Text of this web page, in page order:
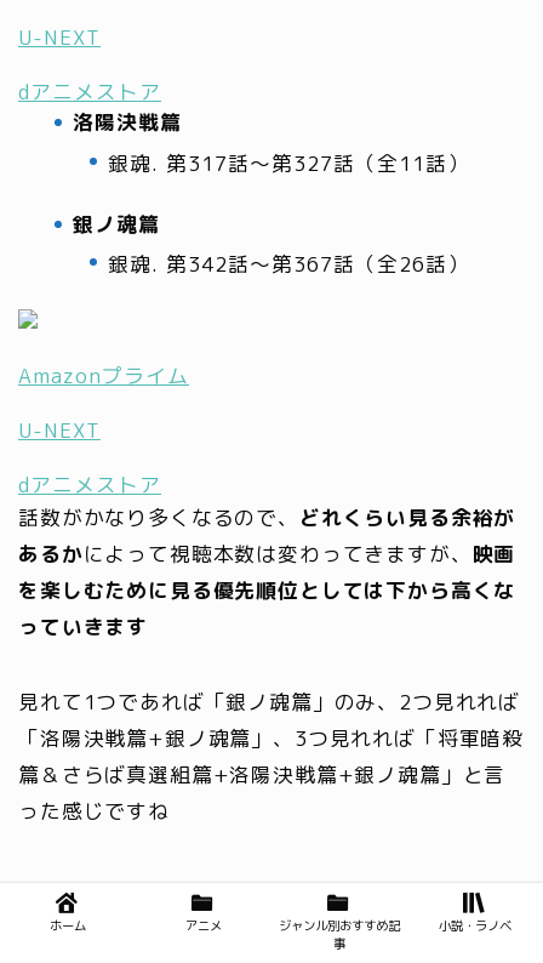
U-NEXT
dアニメストア
洛陽決戦篇
銀魂. 第317話～第327話（全11話）
銀ノ魂篇
銀魂. 第342話～第367話（全26話）
Amazonプライム
U-NEXT
dアニメストア
話数がかなり多くなるので、 どれくらい見る余裕が
あるかによって視聴本数は変わってきますが、 映画
を楽しむために見る優先順位としては下から高くな
っていきます
見れて1つであれば「銀ノ魂篇」のみ、2つ見れれば
「洛陽決戦篇+銀ノ魂篇」、3つ見れれば「将軍暗殺
篇＆さらば真選組篇+洛陽決戦篇+銀ノ魂篇」と言
った感じですね
「洛陽決戦篇」は「銀ノ魂篇」の続きの話
ホーム アニメ
ジャンル別おすすめ記
事
小説・ラノベ